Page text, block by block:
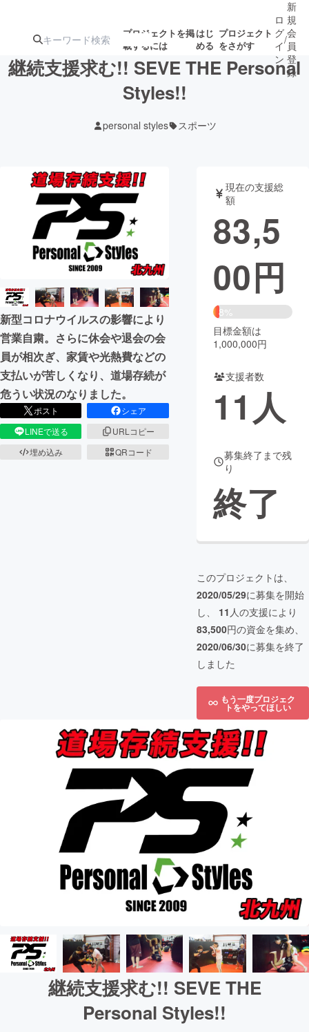
プロジェクトを掲
載するには
はじ
める
プロジェクト
をさがす
ジェクト
ロジェクト
アート・写真 音楽
テクノロジー・ガジェット ゲーム・
映像・映画 書籍・雑誌
ビジネス・起業 チャレンジ
まちづくり・地域活性化
CAMPFIRE for Social Good
CAMPFIRE Creation
CAMPFIREふるさと納税
コミュニティ
ロ
グ
イ
ン
/
新
規
会
員
登
録
継続支援求む!! SEVE THE Personal
Styles!!
personal styles スポーツ
新型コロナウイルスの影響により
営業自粛。さらに休会や退会の会
員が相次ぎ、家賃や光熱費などの
支払いが苦しくなり、道場存続が
危うい状況のなりました。
ポスト
シェア
LINEで送る
URLコピー
埋め込み
QRコード
現在の支援総
額
83,5
00円
8%
目標金額は
1,000,000円
支援者数
11 人
募集終了まで残
り
終了
このプロジェクトは、
2020/05/29に募集を開始
し、 11 人の支援により
83,500円の資金を集め、
2020/06/30に募集を終了
しました
もう一度プロジェク
トをやってほしい
継続支援求む!! SEVE THE
Personal Styles!!